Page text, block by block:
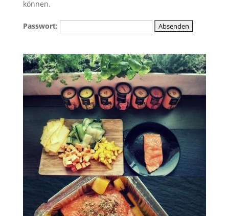
können.
Passwort: